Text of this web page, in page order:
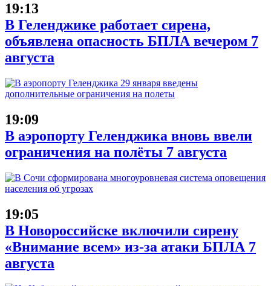
19:13
В Геленджике работает сирена,
объявлена опасность БПЛА вечером 7
августа
19:09
В аэропорту Геленджика вновь ввели
ограничения на полёты 7 августа
19:05
В Новороссийске включили сирену
«Внимание всем» из-за атаки БПЛА 7
августа